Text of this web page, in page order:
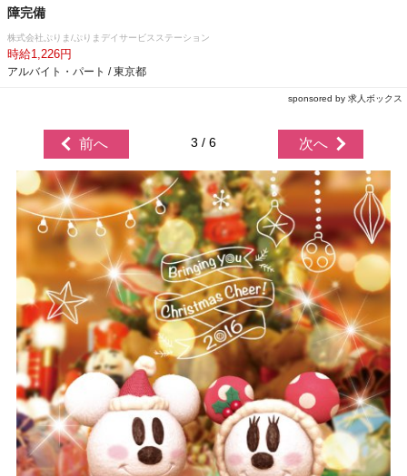
障完備
株式会社ぷりま/ぷりまデイサービスステーション
時給1,226円
アルバイト・パート / 東京都
sponsored by 求人ボックス
前へ 3 / 6 次へ